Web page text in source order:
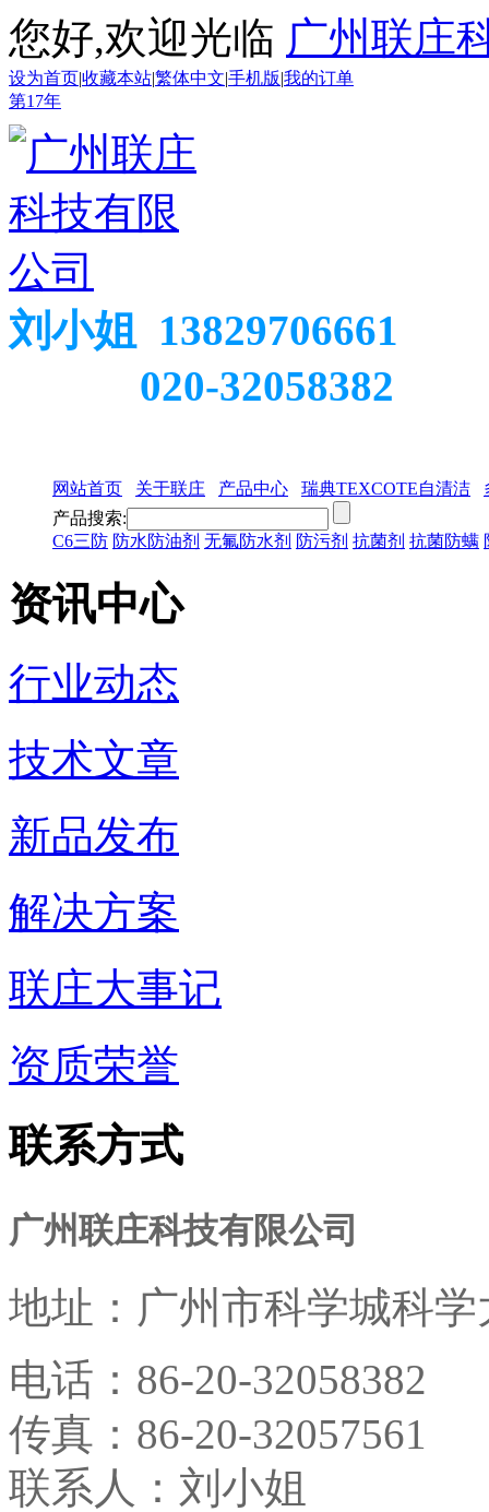
您好,欢迎光临 广州联庄
设为首页|收藏本站|繁体中文|手机版|我的订单
第17年
刘小姐 13829706661
020-32058382
网站首页 关于联庄 产品中心 瑞典TEXCOTE自清洁
产品搜索:
C6三防 防水防油剂 无氟防水剂 防污剂 抗菌剂 抗菌防螨
资讯中心
行业动态
技术文章
新品发布
解决方案
联庄大事记
资质荣誉
联系方式
广州联庄科技有限公司
地址： 广州市科学城科
电话： 86-20-32058382
传真： 86-20-32057561
联系人：刘小姐